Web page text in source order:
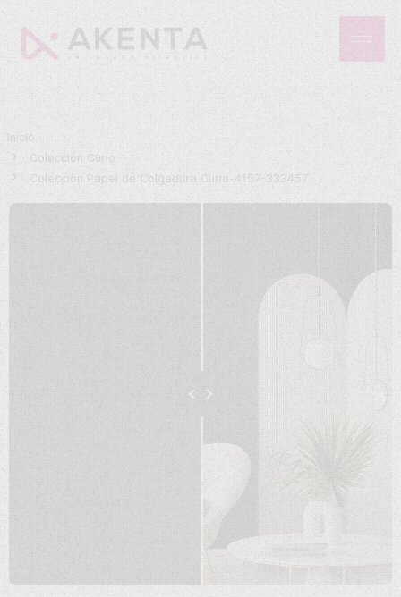
Inicio
Colección Curio
Colección Papel de Colgadura Curio-4157-333457